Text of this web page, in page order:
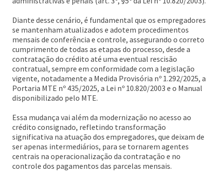
Diante desse cenário, é fundamental que os empregadores
se mantenham atualizados e adotem procedimentos
mensais de conferência e controle, assegurando o correto
cumprimento de todas as etapas do processo, desde a
contratação do crédito até uma eventual rescisão
contratual, sempre em conformidade com a legislação
vigente, notadamente a Medida Provisória nº 1.292/2025, a
Portaria MTE nº 435/2025, a Lei nº 10.820/2003 e o Manual
disponibilizado pelo MTE.
Essa mudança vai além da modernização no acesso ao
crédito consignado, refletindo transformação
significativa na atuação dos empregadores, que deixam de
ser apenas intermediários, para se tornarem agentes
centrais na operacionalização da contratação e no
controle dos pagamentos das parcelas mensais.